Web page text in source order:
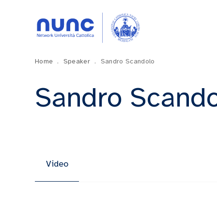
Home . Speaker . Sandro Scandolo
Sandro
Video